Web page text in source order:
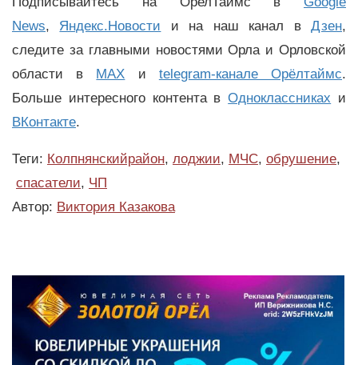
News, Яндекс.Новости и на наш канал вДзен,
следите за главными новостями Орла и Орловской
области в MAX и telegram-канале Орёлтаймс.
Больше интересного контента вОдноклассниках и
ВКонтакте.
Теги: Колпнянскийрайон, лоджии, МЧС, обрушение,
спасатели, ЧП
Автор: Виктория Казакова